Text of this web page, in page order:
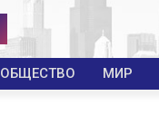
ОБЩЕСТВО МИР